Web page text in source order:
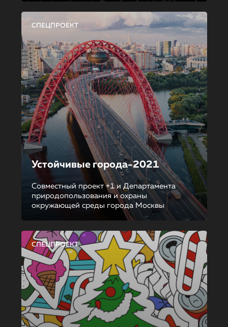
СПЕЦПРОЕКТ
Устойчивые города-2021
Совместный проект +1 и Департамента
природопользования и охраны
окружающей среды города Москвы
СПЕЦПРОЕКТ